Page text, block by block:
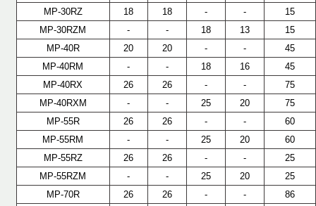
MP-30RZ
18 18 - -
15
MP-30RZM
- - 18 13
15
MP-40R
20 20 - -
45
MP-40RM
- - 18 16
45
MP-40RX
26 26 - -
75
MP-40RXM
- - 25 20
75
MP-55R
26 26 - -
60
MP-55RM
- - 25 20
60
MP-55RZ
26 26 - -
25
MP-55RZM
- - 25 20
25
MP-70R
26 26 - -
86